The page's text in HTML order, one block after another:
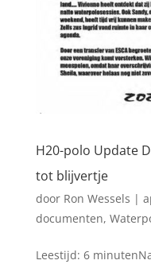
H20-polo Update
tot blijvertje
door Ron Wessels |
documenten,
Leestijd: 6